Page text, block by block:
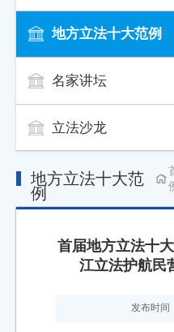
地方立法十大范例
名家讲坛
立法沙龙
地方立法十大范
例
首届地方立法十
江立法护航民
发布时间